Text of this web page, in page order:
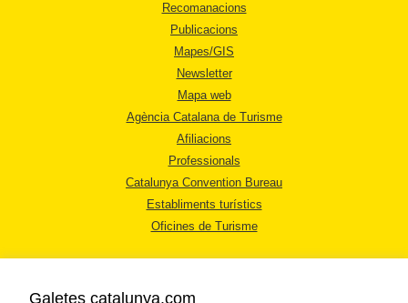
Recomanacions
Publicacions
Mapes/GIS
Newsletter
Mapa web
Agència Catalana de Turisme
Afiliacions
Professionals
Catalunya Convention Bureau
Establiments turístics
Oficines de Turisme
Galetes catalunya.com